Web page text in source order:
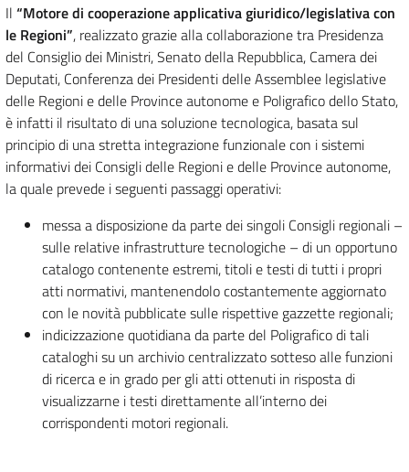
Il “Motore di cooperazione applicativa giuridico/legislativa con
le Regioni”, realizzato grazie alla collaborazione tra Presidenza
del Consiglio dei Ministri, Senato della Repubblica, Camera dei
Deputati, Conferenza dei Presidenti delle Assemblee legislative
delle Regioni e delle Province autonome e Poligrafico dello Stato,
è infatti il risultato di una soluzione tecnologica, basata sul
principio di una stretta integrazione funzionale con i sistemi
informativi dei Consigli delle Regioni e delle Province autonome,
la quale prevede i seguenti passaggi operativi:
messa a disposizione da parte dei singoli Consigli regionali –
sulle relative infrastrutture tecnologiche – di un opportuno
catalogo contenente estremi, titoli e testi di tutti i propri
atti normativi, mantenendolo costantemente aggiornato
con le novità pubblicate sulle rispettive gazzette regionali;
indicizzazione quotidiana da parte del Poligrafico di tali
cataloghi su un archivio centralizzato sotteso alle funzioni
di ricerca e in grado per gli atti ottenuti in risposta di
visualizzarne i testi direttamente all’interno dei
corrispondenti motori regionali.